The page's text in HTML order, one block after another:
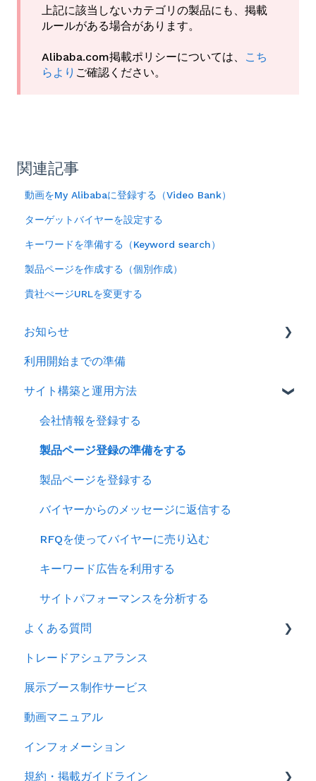
上記に該当しないカテゴリの製品にも、掲載
ルールがある場合があります。
Alibaba.com掲載ポリシーについては、
こち
らより ご確認ください。
関連記事
動画をMy Alibabaに登録する（Video Bank）
ターゲットバイヤーを設定する
キーワードを準備する（Keyword search）
製品ページを作成する（個別作成）
貴社ぺージURLを変更する
お知らせ
2026年
2025年
2024年
利用開始までの準備
サイト構築と運用方法
会社情報を登録する
製品ページ登録の準備をする
製品ページを登録する
バイヤーからのメッセージに返信する
RFQを使ってバイヤーに売り込む
キーワード広告を利用する
サイトパフォーマンスを分析する
よくある質問
ログイン
アカウント
製品情報
メッセージ
RFQ
トレードアシュアランス
展示ブース制作サービス
動画マニュアル
インフォメーション
規約・掲載ガイドライン